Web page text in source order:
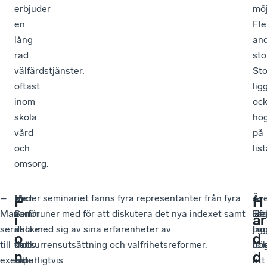
erbjuder
en
lång
rad
välfärdstjänster,
oftast
inom
skola
vård
och
omsorg.
på
–
Man
ser
till
exempel
P
i
o
n
Men
varför
sticker
trots
allt
–
Sen
är
det
naturligtvis
Under seminariet fanns fyra representanter från fyra
kommuner med för att diskutera det nya indexet samt
dela med sig av sina erfarenheter av
konkurrensutsättning och valfrihetsreformer.
i
–
jag
i
–
Jag
att
H
år
d
d